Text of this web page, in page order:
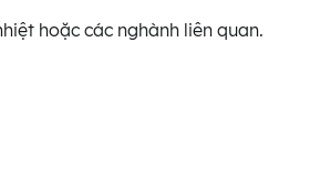
hoặc các nghành liên quan.